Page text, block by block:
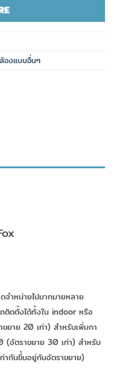
องแบบอื่นๆ
ำหน่ายไปมากมายหลาย
ติดตั้งได้ทั้งใน indoor หรือ
ยาย 20 เท่า) สำหรับเพิ่มกา
(อัตราขยาย 30 เท่า) สำหรับ
ท่ากันขึ้นอยู่กับอัตราขยาย)